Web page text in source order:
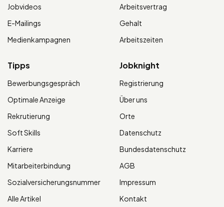
Jobvideos
E-Mailings
Medienkampagnen
Arbeitsvertrag
Gehalt
Arbeitszeiten
Tipps
Bewerbungsgespräch
Optimale Anzeige
Rekrutierung
Soft Skills
Karriere
Mitarbeiterbindung
Sozialversicherungsnummer
Alle Artikel
Jobknight
Registrierung
Über uns
Orte
Datenschutz
Bundesdatenschutz
AGB
Impressum
Kontakt